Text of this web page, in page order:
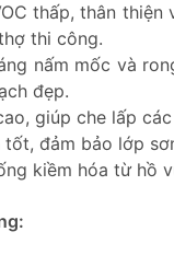
thấp, thân thiện
thi công.
nấm mốc và
đẹp.
giúp che lấp
đảm bảo lớp
kiềm hóa từ hồ